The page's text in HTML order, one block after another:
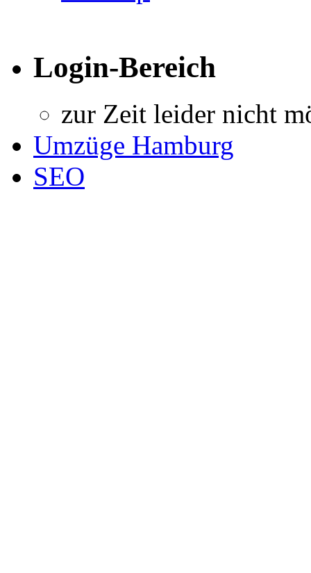
Login-Bereich
zur Zeit leider nicht
Umzüge Hamburg
SEO